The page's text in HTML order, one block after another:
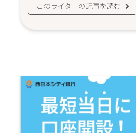
このライターの記事を読む